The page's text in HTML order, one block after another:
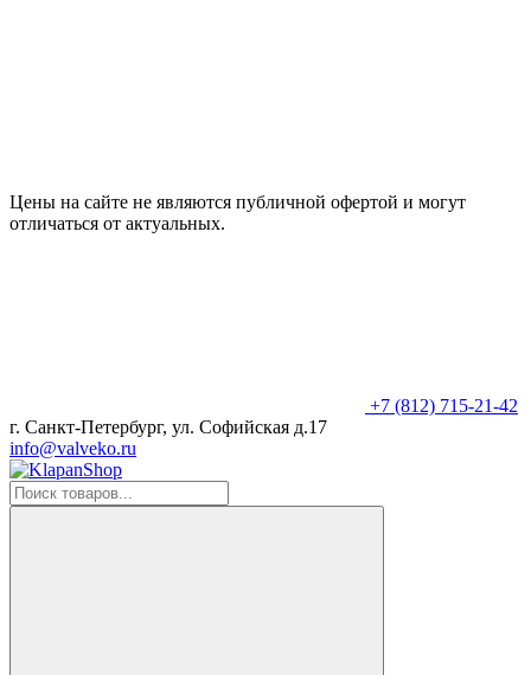
Цены на сайте не являются публичной офертой и могут
отличаться от актуальных.
+7 (812) 715-21-42
г. Санкт-Петербург, ул. Софийская д.17
info@valveko.ru